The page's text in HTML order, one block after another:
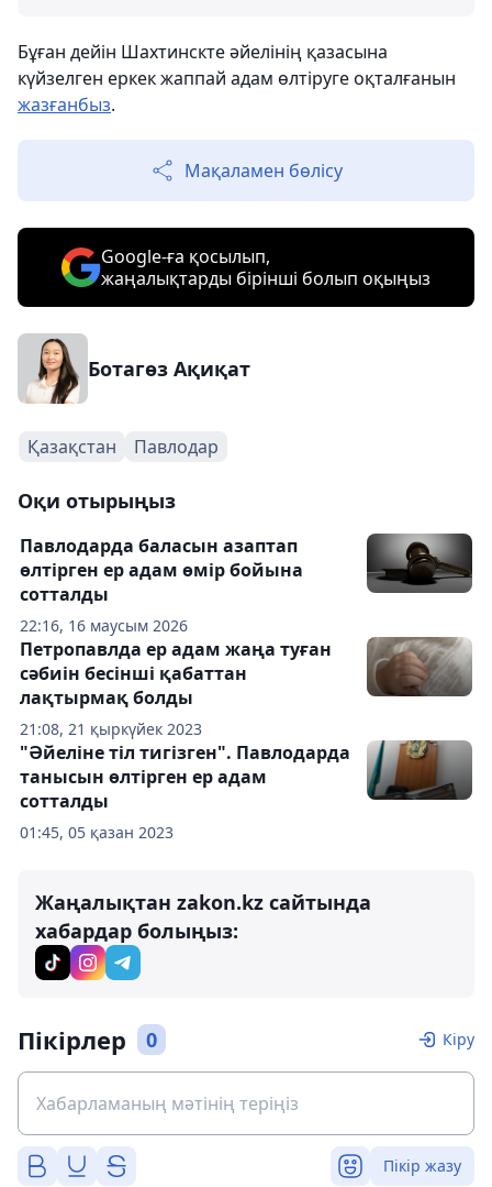
Бұған дейін Шахтинскте әйелінің қазасына
күйзелген еркек жаппай адам өлтіруге оқталғанын
жазғанбыз.
Мақаламен бөлісу
Google-ға қосылып,
жаңалықтарды бірінші болып оқыңыз
Ботагөз Ақиқат
Қазақстан Павлодар
Оқи отырыңыз
22:16, 16 маусым 2026
Павлодарда баласын азаптап
өлтірген ер адам өмір бойына
сотталды
21:08, 21 қыркүйек 2023
Петропавлда ер адам жаңа туған
сәбиін бесінші қабаттан
лақтырмақ болды
01:45, 05 қазан 2023
"Әйеліне тіл тигізген". Павлодарда
танысын өлтірген ер адам
сотталды
Жаңалықтан zakon.kz сайтында
хабардар болыңыз:
Пікірлер 0 Кіру
Пікір жазу